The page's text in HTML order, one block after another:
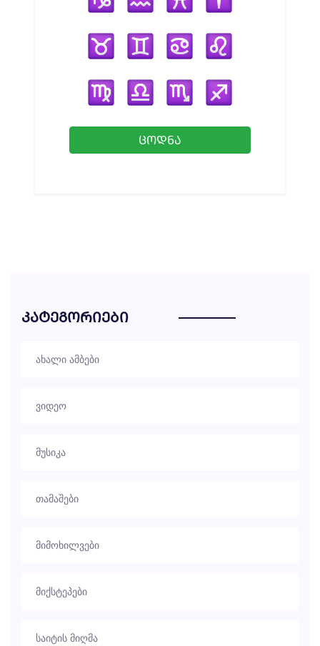
ᲪᲝᲓᲜᲐ
ᲙᲐᲢᲔᲒᲝᲠᲘᲔᲑᲘ
ახალი ამბები
ვიდეო
მუსიკა
თამაშები
მიმოხილვები
მიქსტეპები
საიტის მიღმა